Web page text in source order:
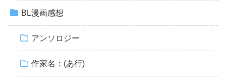
BL漫画感想
アンソロジー
作家名：(あ行)